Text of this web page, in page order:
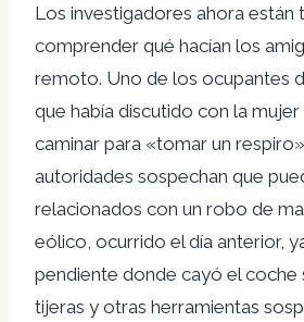
Los investigadores ahora están
comprender qué hacían los
remoto. Uno de los ocupantes
que había discutido con la
caminar para «tomar un
autoridades sospechan que
relacionados con un robo de
eólico, ocurrido el día anterior,
pendiente donde cayó el coche
tijeras y otras herramientas